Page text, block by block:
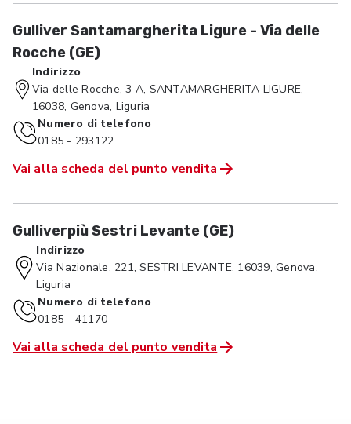
Gulliver Santamargherita Ligure - Via delle
Rocche (GE)
Indirizzo
Via delle Rocche, 3 A, SANTAMARGHERITA LIGURE,
16038, Genova, Liguria
Numero di telefono
0185 - 293122
Vai alla scheda del punto vendita
Gulliverpiù Sestri Levante (GE)
Indirizzo
Via Nazionale, 221, SESTRI LEVANTE, 16039, Genova,
Liguria
Numero di telefono
0185 - 41170
Vai alla scheda del punto vendita